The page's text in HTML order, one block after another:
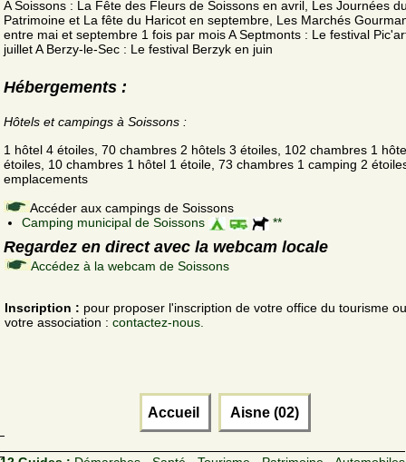
A Soissons : La Fête des Fleurs de Soissons en avril, Les Journées
Patrimoine et La fête du Haricot en septembre, Les Marchés
entre mai et septembre 1 fois par mois A Septmonts : Le festival
juillet A Berzy-le-Sec : Le festival Berzyk en juin
Hébergements :
Hôtels et campings à Soissons :
1 hôtel 4 étoiles, 70 chambres 2 hôtels 3 étoiles, 102 chambres 1
étoiles, 10 chambres 1 hôtel 1 étoile, 73 chambres 1 camping 2
emplacements
Accéder aux campings de Soissons
Camping municipal de Soissons
**
Regardez en direct avec la webcam locale
Accédez à la webcam de Soissons
Inscription : pour proposer l'inscription de votre office du tourisme
votre association : contactez-nous.
Accueil Aisne (02)